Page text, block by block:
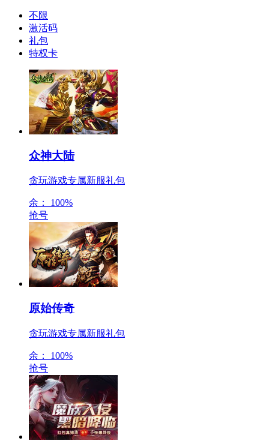
不限
激活码
礼包
特权卡
众神大陆
贪玩游戏专属新服礼包
余：
100%
抢号
原始传奇
贪玩游戏专属新服礼包
余：
100%
抢号